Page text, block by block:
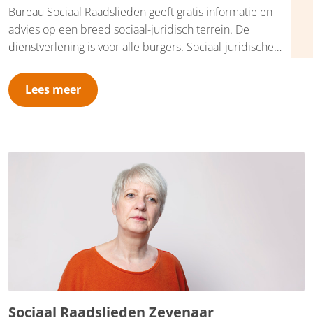
Bureau Sociaal Raadslieden geeft gratis informatie en
advies op een breed sociaal-juridisch terrein. De
dienstverlening is voor alle burgers. Sociaal-juridische
dienstverlening, zoals hulp bij het schrijven van brieven en
bezwaarschriften. We werken in de gemeente Overbetuwe
Wieken, Prinses Irenestraat 49 in Elst.
Lees meer
Sociaal Raadslieden Zevenaar